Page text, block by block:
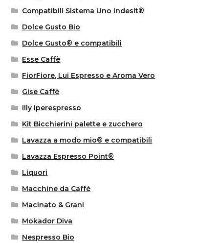
Compatibili Sistema Uno Indesit®
Dolce Gusto Bio
Dolce Gusto® e compatibili
Esse Caffè
FiorFiore, Lui Espresso e Aroma Vero
Gise Caffè
Illy Iperespresso
Kit Bicchierini palette e zucchero
Lavazza a modo mio® e compatibili
Lavazza Espresso Point®
Liquori
Macchine da Caffè
Macinato & Grani
Mokador Diva
Nespresso Bio